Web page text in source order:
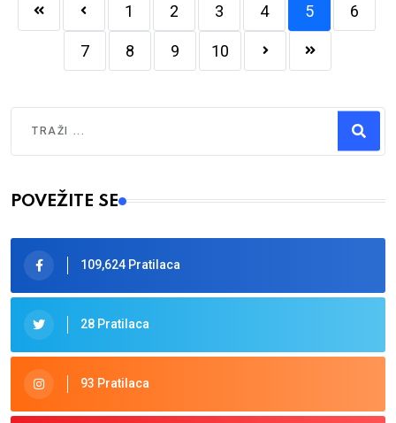
1 2 3 4 5 6
7 8 9 10
Type 2 or more characters for results.
POVEŽITE SE
109,624 Pratilaca
28 Pratilaca
93 Pratilaca